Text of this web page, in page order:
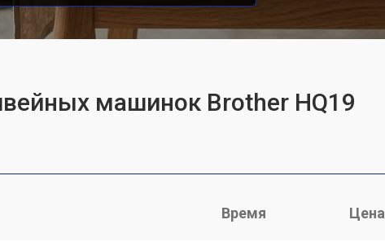
машинок Brother HQ19
Время Цена